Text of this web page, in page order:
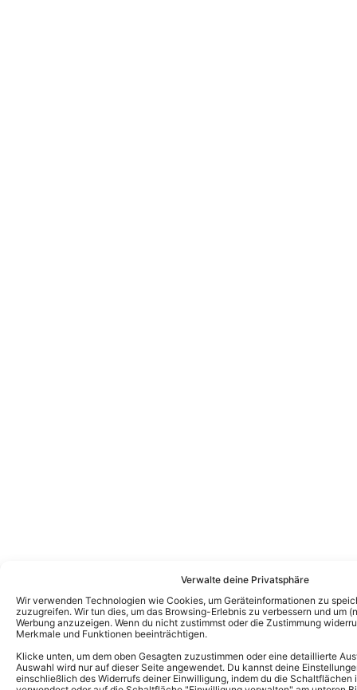
Verwalte deine Privatsphäre
Wir verwenden Technologien wie Cookies, um Geräteinformationen zu
zuzugreifen. Wir tun dies, um das Browsing-Erlebnis zu verbessern und um
Werbung anzuzeigen. Wenn du nicht zustimmst oder die Zustimmung
Merkmale und Funktionen beeinträchtigen.
Klicke unten, um dem oben Gesagten zuzustimmen oder eine detaillierte
Auswahl wird nur auf dieser Seite angewendet. Du kannst deine
einschließlich des Widerrufs deiner Einwilligung, indem du die